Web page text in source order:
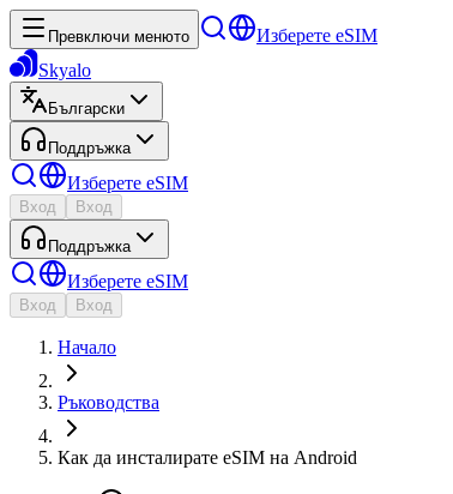
Превключи менюто
Изберете eSIM
Skyalo
Български
Поддръжка
Изберете eSIM
Вход Вход
Поддръжка
Изберете eSIM
Вход Вход
Начало
Ръководства
Как да инсталирате eSIM на Android